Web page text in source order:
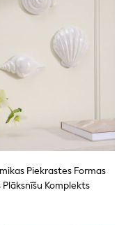
Piekrastes Formas
Plāksnīšu Komplekts